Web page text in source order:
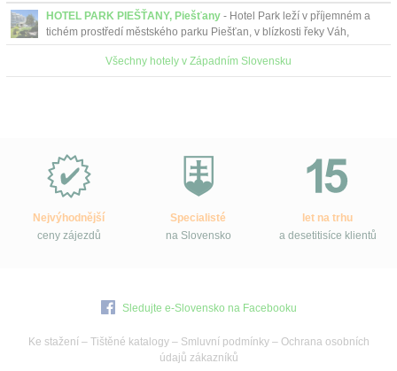
HOTEL PARK PIEŠŤANY, Piešťany - Hotel Park leží v příjemném a
tichém prostředí městského parku Piešťan, v blízkosti řeky Váh,
necelých 500 m od pěší zóny s obchody a k...
Všechny hotely v Západním Slovensku
Slovensko.cz?
Nejvýhodnější
ceny zájezdů
Specialisté
na Slovensko
let na trhu
a desetitisíce klientů
Sledujte e-Slovensko na Facebooku
Ke stažení– Tištěné katalogy– Smluvní podmínky– Ochrana osobních
údajů zákazníků